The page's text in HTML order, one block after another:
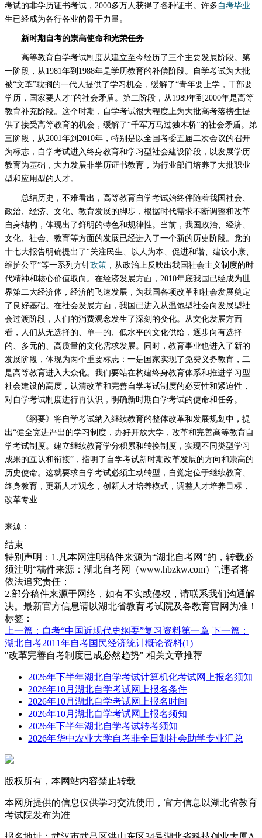
考试的非学历证书考试，2000多万人获得了各种证书。许多 自考毕业
生已经成为各行各业的骨干力量。
新时期自考的崇高使命和光荣任务
高等教育自学考试制度从建立至今经历了三个主要发展阶段。第
一阶段，从1981年到1988年是学历教育的补偿阶段。自学考试为大批
被“文革”耽搁的一代人提供了学习机会，缓解了“青年要上学，干部要
学历，国家要人才”的社会矛盾。第二阶段，从1989年到2000年是高等
教育补充阶段。这个时期，自学考试很大程度上为大批高考落榜生提
供了接受高等教育的机会，缓解了“千军万马过独木桥”的社会矛盾。第
三阶段，从2001年到2010年，特别是以全国考委五届二次会议的召开
为标志，自学考试进入终身教育和学习型社会建设阶段，以发展学历
教育为基础，大力发展非学历证书教育，为行业部门培养了大批职业
型和应用型的人才。
总结历史，不难看出，高等教育自学考试始终伴随着我国社会、
政治、经济、文化、教育发展的脚步，根据时代需求不断调整和改革
自身结构，体现出了鲜明的特色和规律性。当前，我国政治、经济、
文化、社会、教育等方面的发展已经进入了一个新的历史阶段。党的
十七大报告明确提出了“关注民生、以人为本、促进和谐、建设小康、
维护公平”等一系列方针政策 ，从政治上反映出我国社会主义制度的时
代精神和核心价值取向。在经济发展方面，2010年底我国已经成为世
界第二大经济体，经济的飞速发展，为我国各项改革和社会发展奠定
了良好基础。在社会发展方面，我国已进入从温饱型社会向发展型社
会过渡阶段，人们的消费观念发生了深刻的变化。从文化发展方面
看，人们从无选择的、单一的、低水平的文化供给，逐步向有选择
的、多元的、高质量的文化需求发展。同时，教育事业也进入了新的
发展阶段，体现为两个重要标志：一是国家实现了免费义务教育，二
是高等教育进入大众化。我们要站在构建终身教育体系和推进学习型
社会建设的高度，认清改革和完善自学考试制度的必要性和紧迫性，
对自学考试制度进行再认识，明确新时期自学考试的使命和任务。
《纲要》将自学考试纳入继续教育的整体改革和发展规划中，提
出“健全宽进严出的学习制度，办好开放大学，改革和完善高等教育自
学考试制度。建立继续教育学分积累和转换制度，实现不同类型学习
成果的互认和衔接”，指明了自学考试新时期改革发展的方向和崇高的
历史使命。这就要求自学考试必须主动转型，自觉定位于继续教育、
终身教育，更新人才观念，创新人才培养模式，调整人才培养目标，
改革专业
来源：
结束
特别声明：1.凡本网注明稿件来源为“湖北自考网”的，转载必
须注明“稿件来源：湖北自考网（www.hbzkw.com）”,违者将
依法追究责任；
2.部分稿件来源于网络，如有不实或侵权，请联系我们沟通解
决。最新官方信息请以湖北省教育考试院及各教育官网为准！
标签：
上一篇：自考“中国近现代史纲要”复习资料第一章 下一篇：
湖北自考2011年自考国民经济统计概论资料(1)
"改革完善自考制度已成必然趋势" 相关文章推荐
2026年下半年湖北自学考试计算机化考试网上报名须知
2026年10月湖北自学考试网上报名条件
2026年10月湖北自学考试网上报名时间
2026年10月湖北自学考试网上报名须知
2026年下半年湖北自学考试转考须知
2026年华中农业大学自考非全日制社会助学专业汇总
版权所有，本网站内容禁止转载
本网所提供的信息仅供学习交流使用，官方信息以湖北省教育
考试院发布为准